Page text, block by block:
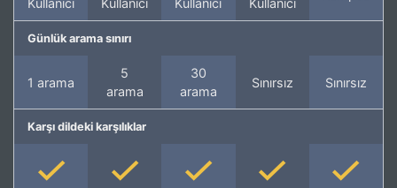
Kullanıcı
Kullanıcı
Kullanıcı
Kullanıcı
Günlük arama sınırı
1 arama
5
arama
30
arama
Sınırsız Sınırsız
Karşı dildeki karşılıklar